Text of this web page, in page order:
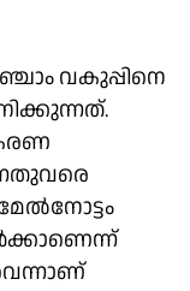
വകുപ്പിനെ